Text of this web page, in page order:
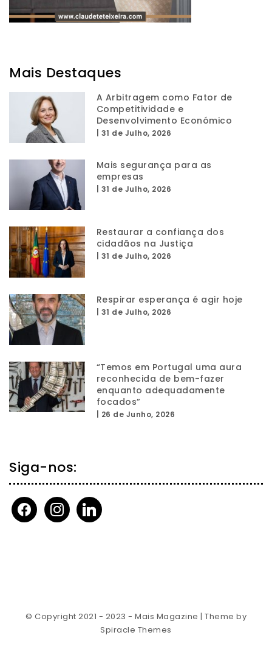
Mais Destaques
A Arbitragem como Fator de
Competitividade e
Desenvolvimento Económico
31 de Julho, 2026
Mais segurança para as
empresas
31 de Julho, 2026
Restaurar a confiança dos
cidadãos na Justiça
31 de Julho, 2026
Respirar esperança é agir hoje
31 de Julho, 2026
“Temos em Portugal uma aura
reconhecida de bem-fazer
enquanto adequadamente
focados”
26 de Junho, 2026
Siga-nos:
facebookinstagramlinkedin
© Copyright 2021 - 2023 - Mais Magazine | Theme by
Spiracle Themes